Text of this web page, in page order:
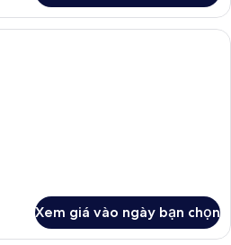
Gác Premium (Suite) | Bộ đồ
Xem giá vào ngày bạn chọn